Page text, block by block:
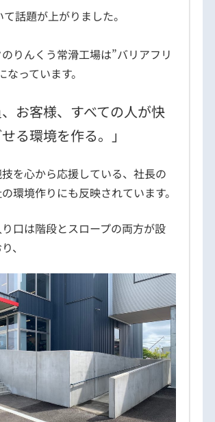
て話題が上がりました。
りんくう常滑工場は”バリアフリ
なっています。
、お客様、すべての人が快
る環境を作る。」
を心から応援している、社長の
環境作りにも反映されています。
口は階段とスロープの両方が設
、